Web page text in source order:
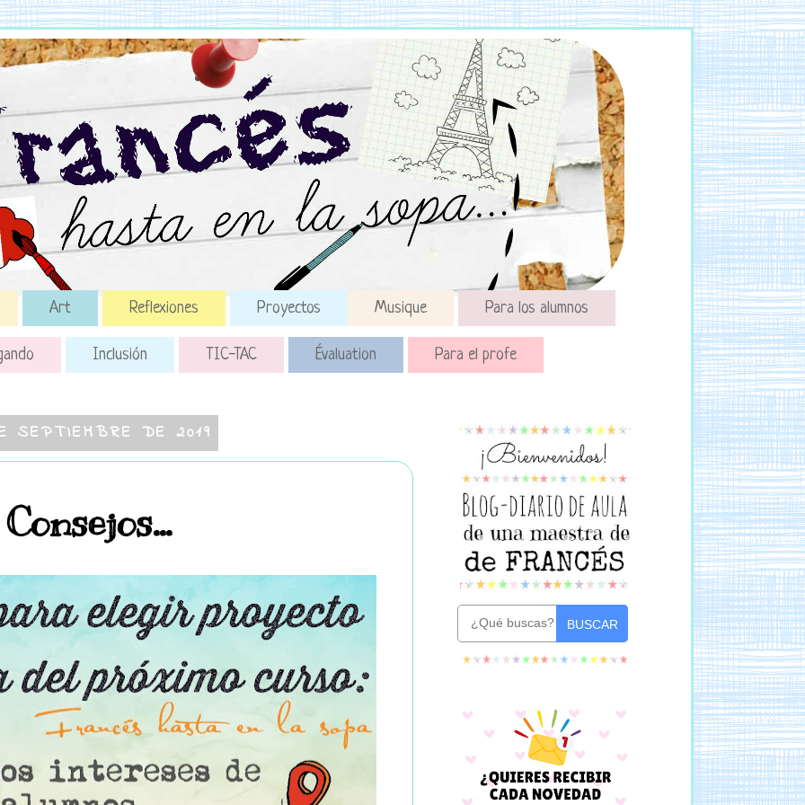
Art Reflexiones Proyectos Musique Para los alumnos
Inclusión TIC-TAC Évaluation Para el profe
SEPTIEMBRE DE 2019
Consejos...
BUSCAR